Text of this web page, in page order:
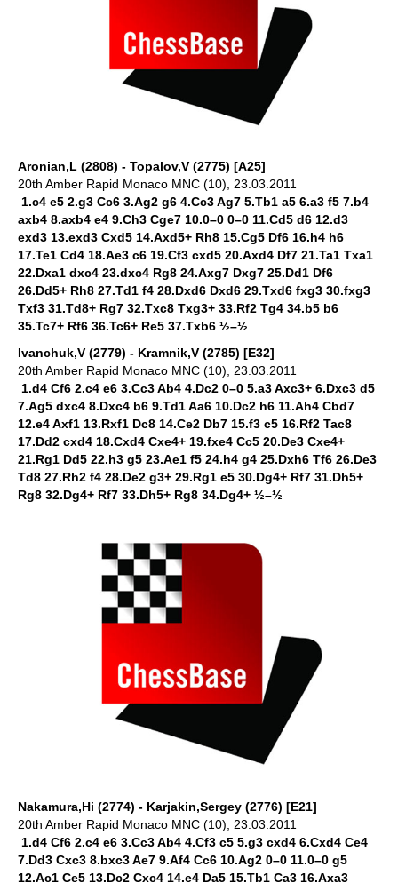
Aronian,L (2808) - Topalov,V (2775) [A25]
20th Amber Rapid Monaco MNC (10), 23.03.2011
1.c4 e5 2.g3 Cc6 3.Ag2 g6 4.Cc3 Ag7 5.Tb1 a5 6.a3 f5 7.b4
axb4 8.axb4 e4 9.Ch3 Cge7 10.0–0 0–0 11.Cd5 d6 12.d3
exd3 13.exd3 Cxd5 14.Axd5+ Rh8 15.Cg5 Df6 16.h4 h6
17.Te1 Cd4 18.Ae3 c6 19.Cf3 cxd5 20.Axd4 Df7 21.Ta1 Txa1
22.Dxa1 dxc4 23.dxc4 Rg8 24.Axg7 Dxg7 25.Dd1 Df6
26.Dd5+ Rh8 27.Td1 f4 28.Dxd6 Dxd6 29.Txd6 fxg3 30.fxg3
Txf3 31.Td8+ Rg7 32.Txc8 Txg3+ 33.Rf2 Tg4 34.b5 b6
35.Tc7+ Rf6 36.Tc6+ Re5 37.Txb6 ½–½
Ivanchuk,V (2779) - Kramnik,V (2785) [E32]
20th Amber Rapid Monaco MNC (10), 23.03.2011
1.d4 Cf6 2.c4 e6 3.Cc3 Ab4 4.Dc2 0–0 5.a3 Axc3+ 6.Dxc3 d5
7.Ag5 dxc4 8.Dxc4 b6 9.Td1 Aa6 10.Dc2 h6 11.Ah4 Cbd7
12.e4 Axf1 13.Rxf1 Dc8 14.Ce2 Db7 15.f3 c5 16.Rf2 Tac8
17.Dd2 cxd4 18.Cxd4 Cxe4+ 19.fxe4 Cc5 20.De3 Cxe4+
21.Rg1 Dd5 22.h3 g5 23.Ae1 f5 24.h4 g4 25.Dxh6 Tf6 26.De3
Td8 27.Rh2 f4 28.De2 g3+ 29.Rg1 e5 30.Dg4+ Rf7 31.Dh5+
Rg8 32.Dg4+ Rf7 33.Dh5+ Rg8 34.Dg4+ ½–½
Nakamura,Hi (2774) - Karjakin,Sergey (2776) [E21]
20th Amber Rapid Monaco MNC (10), 23.03.2011
1.d4 Cf6 2.c4 e6 3.Cc3 Ab4 4.Cf3 c5 5.g3 cxd4 6.Cxd4 Ce4
7.Dd3 Cxc3 8.bxc3 Ae7 9.Af4 Cc6 10.Ag2 0–0 11.0–0 g5
12.Ac1 Ce5 13.Dc2 Cxc4 14.e4 Da5 15.Tb1 Ca3 16.Axa3